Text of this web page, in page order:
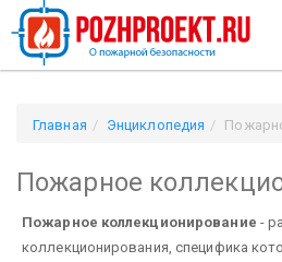
Главная Энциклопедия
Пожарное
Пожарное коллекционирование -
коллекционирования, специфика